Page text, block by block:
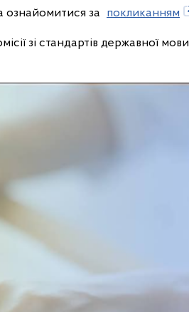
ознайомитися за покликанням
зі стандартів державної мови